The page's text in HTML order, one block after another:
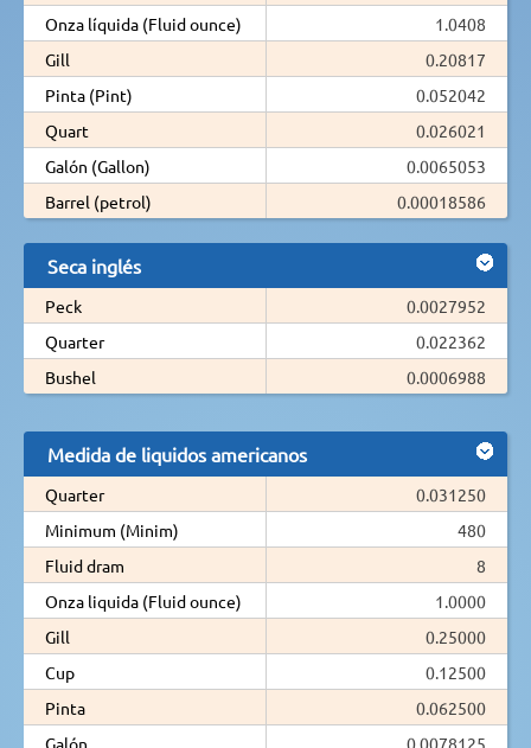
Onza líquida (Fluid ounce)
1.0408
Gill
0.20817
Pinta (Pint)
0.052042
Quart
0.026021
Galón (Gallon)
0.0065053
Barrel (petrol)
0.00018586
Seca inglés
Peck
0.0027952
Quarter
0.022362
Bushel
0.0006988
Medida de liquidos americanos
Quarter
0.031250
Minimum (Minim)
480
Fluid dram
8
Onza liquida (Fluid ounce)
1.0000
Gill
0.25000
Cup
0.12500
Pinta
0.062500
Galón
0.0078125